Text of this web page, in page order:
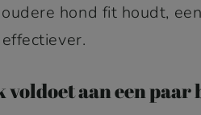
hond fit houdt,
aan een paar